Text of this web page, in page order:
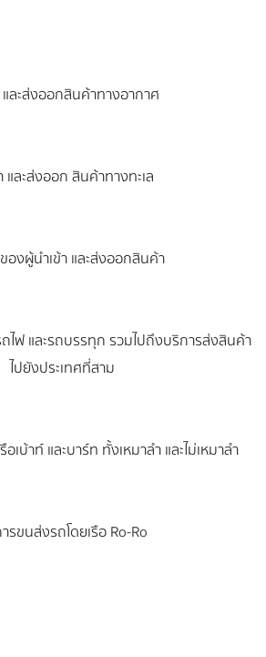
และส่งออกสินค้าทางอากาศ
และส่งออก สินค้าทางทะเล
องผู้นำเข้า และส่งออกสินค้า
ไฟ และรถบรรทุก รวมไปถึงบริการส่งสินค้า
ไปยังประเทศที่สาม
เบ้าท์ และบาร์ท ทั้งเหมาลำ และไม่เหมาลำ
รขนส่งรถโดยเรือ Ro-Ro